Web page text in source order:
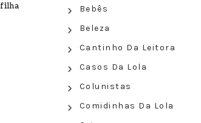
Bebês
Beleza
Cantinho Da Leitora
Casos Da Lola
Colunistas
Comidinhas Da Lola